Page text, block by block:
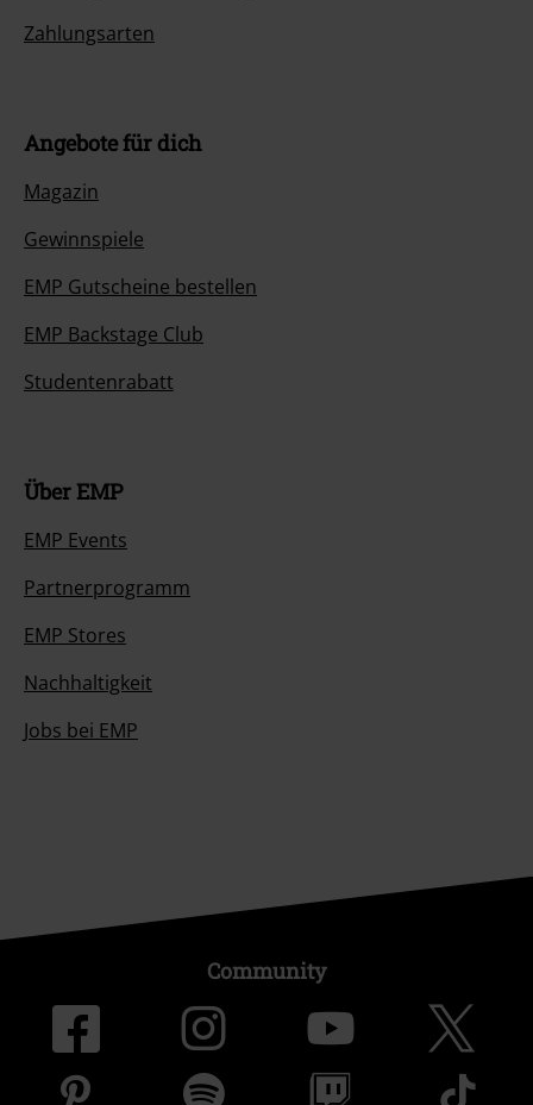
Zahlungsarten
Angebote für dich
Magazin
Gewinnspiele
EMP Gutscheine bestellen
EMP Backstage Club
Studentenrabatt
Über EMP
EMP Events
Partnerprogramm
EMP Stores
Nachhaltigkeit
Jobs bei EMP
Community